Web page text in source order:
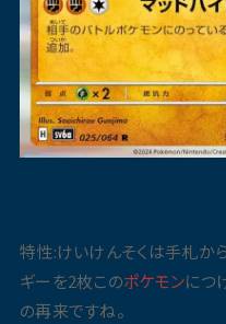
特性:けいけんそくは手札か
ギーを2枚このポケモンにつ
の再来ですね。